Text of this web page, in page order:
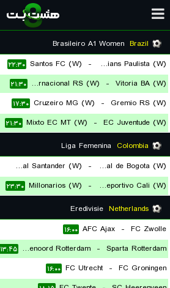
Brazil
Corinthians Paulista (W)
-
Santos FC (W) ۲۲:۳۰
Vitoria BA (W)
-
SC Internacional RS (W) ۲۱:۳۰
Gremio RS (W)
-
Cruzeiro MG (W) ۱۷:۳۰
EC Juventude (W)
-
Mixto EC MT (W) ۲۱:۳۰
Colombia
Internacional de Bogota (W)
-
CD Real Santander (W)
۲۳:۳۰
Asociacion Deportivo Cali (W)
-
Millonarios (W) ۲۳:۳۰
Netherlands
FC Zwolle
-
AFC Ajax ۱۶:۰۰
Sparta Rotterdam
-
Feyenoord Rotterdam ۱۳:۴۵
FC Groningen
-
FC Utrecht ۱۶:۰۰